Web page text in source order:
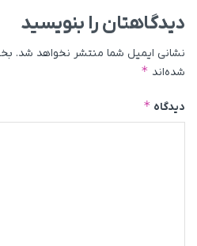
دیدگاهتان را بنویسید
نشانی ایمیل شما منتشر نخواهد شد.
شده‌اند *
دیدگاه *